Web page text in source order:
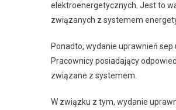
elektroenergetycznych. Jest to
związanych z systemem
Ponadto, wydanie uprawnień
Pracownicy posiadający
związane z systemem.
W związku z tym, wydanie